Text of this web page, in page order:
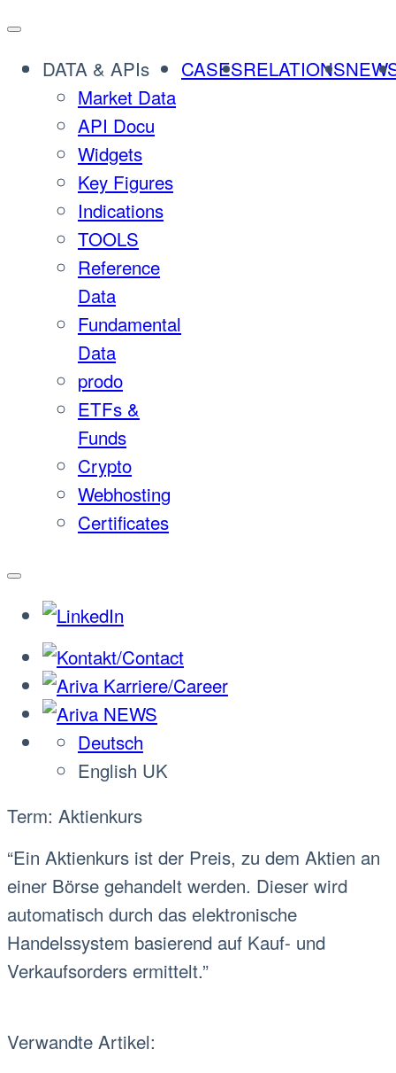
DATA & APIs
Market Data
API Docu
Widgets
Key Figures
Indications
TOOLS
Reference
Data
Fundamental
Data
prodo
ETFs &
Funds
Crypto
Webhosting
Certificates
CASESRELATIONS
Deutsch
English UK
Term: Aktienkurs
“Ein Aktienkurs ist der Preis, zu dem Aktien an
einer Börse gehandelt werden. Dieser wird
automatisch durch das elektronische
Handelssystem basierend auf Kauf- und
Verkaufsorders ermittelt.”
Verwandte Artikel: